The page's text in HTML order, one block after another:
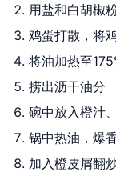
用盐和白胡椒
鸡蛋打散，将
将油加热至
捞出沥干油分
碗中放入橙汁
锅中热油，爆
加入橙皮屑翻